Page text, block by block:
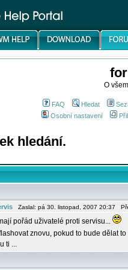
O
FAQ Hledat
Osobní nastavení
hledání.
Zaslal: pá 30. listopad, 2007 20:37
pořád uživatelé proti servisu...
znovu, pokud to bude dělat
ti ...